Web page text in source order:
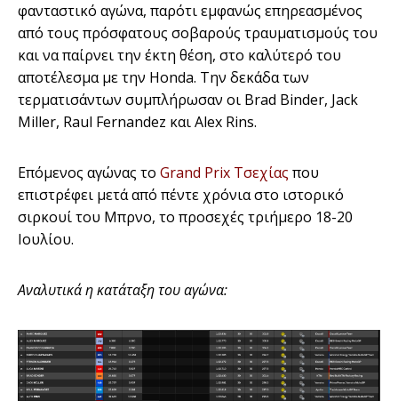
φανταστικό αγώνα, παρότι εμφανώς επηρεασμένος
από τους πρόσφατους σοβαρούς τραυματισμούς του
και να παίρνει την έκτη θέση, στο καλύτερό του
αποτέλεσμα με την Honda. Την δεκάδα των
τερματισάντων συμπλήρωσαν οι Brad Binder, Jack
Miller, Raul Fernandez και Alex Rins.
Επόμενος αγώνας το Grand Prix Τσεχίας που
επιστρέφει μετά από πέντε χρόνια στο ιστορικό
σιρκουί του Μπρνο, το προσεχές τριήμερο 18-20
Ιουλίου.
Αναλυτικά η κατάταξη του αγώνα: